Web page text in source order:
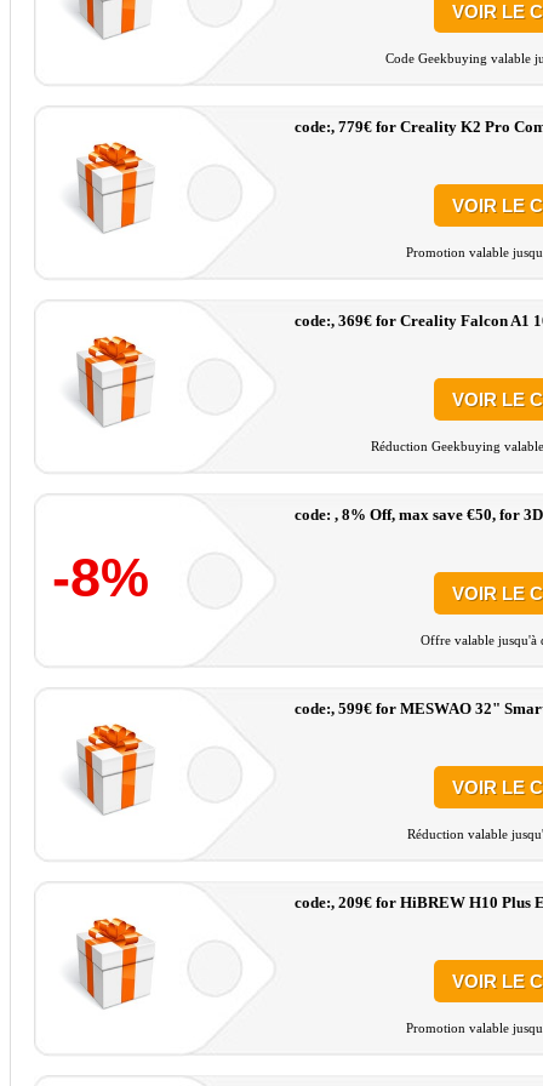
VOIR LE
Code Geekbuying valable
code:, 779€ for Creality K2 Pro
VOIR LE
Promotion valable
code:, 369€ for Creality Falcon A1
VOIR LE
Réduction Geekbuying
-8%
code: , 8% Off, max save €50, for
VOIR LE
Offre valable jusqu'à
code:, 599€ for MESWAO 32"
VOIR LE
Réduction valable
code:, 209€ for HiBREW H10 Plus
VOIR LE
Promotion valable